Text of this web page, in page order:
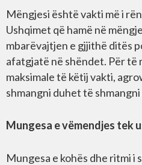
Mëngjesi është vakti më i
Ushqimet që hamë në
mbarëvajtjen e gjjithë ditës
afatgjatë në shëndet. Për
maksimale të këtij vakti,
shmangni duhet të
Mungesa e vëmendjes tek
Mungesa e kohës dhe ritmi i